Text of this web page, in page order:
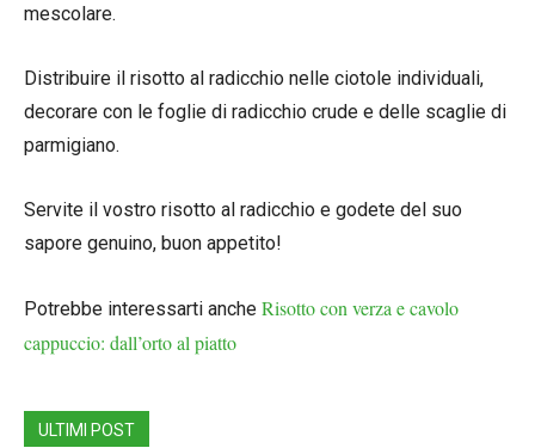
mescolare.
Distribuire il risotto al radicchio nelle ciotole individuali,
decorare con le foglie di radicchio crude e delle scaglie di
parmigiano.
Servite il vostro risotto al radicchio e godete del suo
sapore genuino, buon appetito!
Potrebbe interessarti anche Risotto con verza e cavolo
cappuccio: dall’orto al piatto
ULTIMI POST